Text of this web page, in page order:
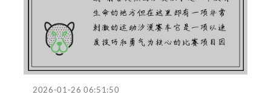
2026-01-26 06:51:50